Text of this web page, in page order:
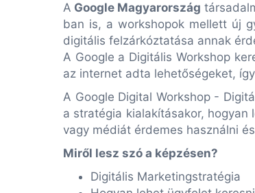
A Google Magyarország
ban is, a workshopok mellett új
digitális felzárkóztatása annak
A Google a Digitális Workshop
az internet adta lehetőségeket,
A Google Digital Workshop -
a stratégia kialakításakor,
vagy médiát érdemes használni
Miről lesz szó a képzésen?
Digitális Marketingstratégia